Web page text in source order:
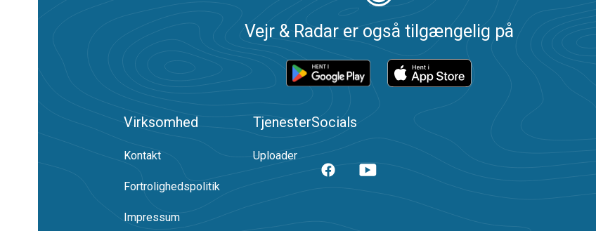
Vejr & Radar er også tilgængelig på
Virksomhed
Kontakt
Fortrolighedspolitik
Impressum
Tjenester
Uploader
Socials